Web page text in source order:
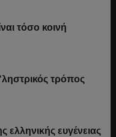
τόσο κοινή
τρόπος
ελληνικής ευγένειας